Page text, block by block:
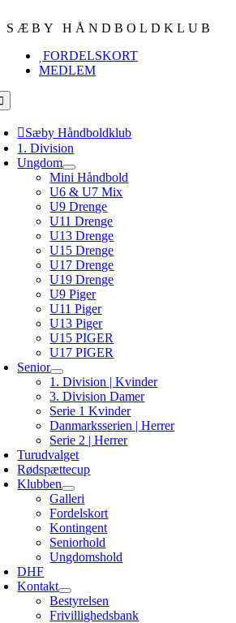
to
SÆBY HÅNDBOLDKLUB
FORDELSKORT
MEDLEM
Sæby Håndboldklub
1. Division
Ungdom
Mini Håndbold
U6 & U7 Mix
U9 Drenge
U11 Drenge
U13 Drenge
U15 Drenge
U17 Drenge
U19 Drenge
U9 Piger
U11 Piger
U13 Piger
U15 PIGER
U17 PIGER
Senior
1. Division | Kvinder
3. Division Damer
Serie 1 Kvinder
Danmarksserien | Herrer
Serie 2 | Herrer
Turudvalget
Rødspættecup
Klubben
Galleri
Fordelskort
Kontingent
Seniorhold
Ungdomshold
DHF
Kontakt
Bestyrelsen
Frivillighedsbank